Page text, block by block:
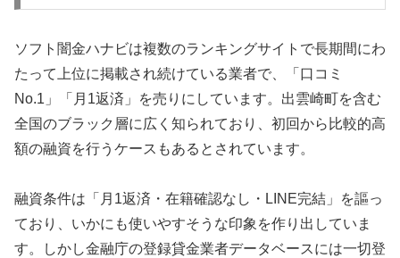
ソフト闇金ハナビは複数のランキングサイトで長期間にわ
たって上位に掲載され続けている業者で、「口コミ
No.1」「月1返済」を売りにしています。出雲崎町を含む
全国のブラック層に広く知られており、初回から比較的高
額の融資を行うケースもあるとされています。
融資条件は「月1返済・在籍確認なし・LINE完結」を謳っ
ており、いかにも使いやすそうな印象を作り出していま
す。しかし金融庁の登録貸金業者データベースには一切登